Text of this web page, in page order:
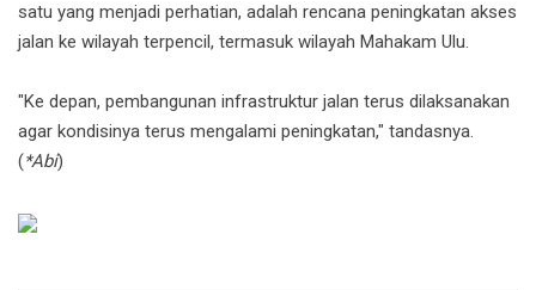
satu yang menjadi perhatian, adalah rencana peningkatan akses
jalan ke wilayah terpencil, termasuk wilayah Mahakam Ulu.
"Ke depan, pembangunan infrastruktur jalan terus dilaksanakan
agar kondisinya terus mengalami peningkatan," tandasnya.
(*Abi)